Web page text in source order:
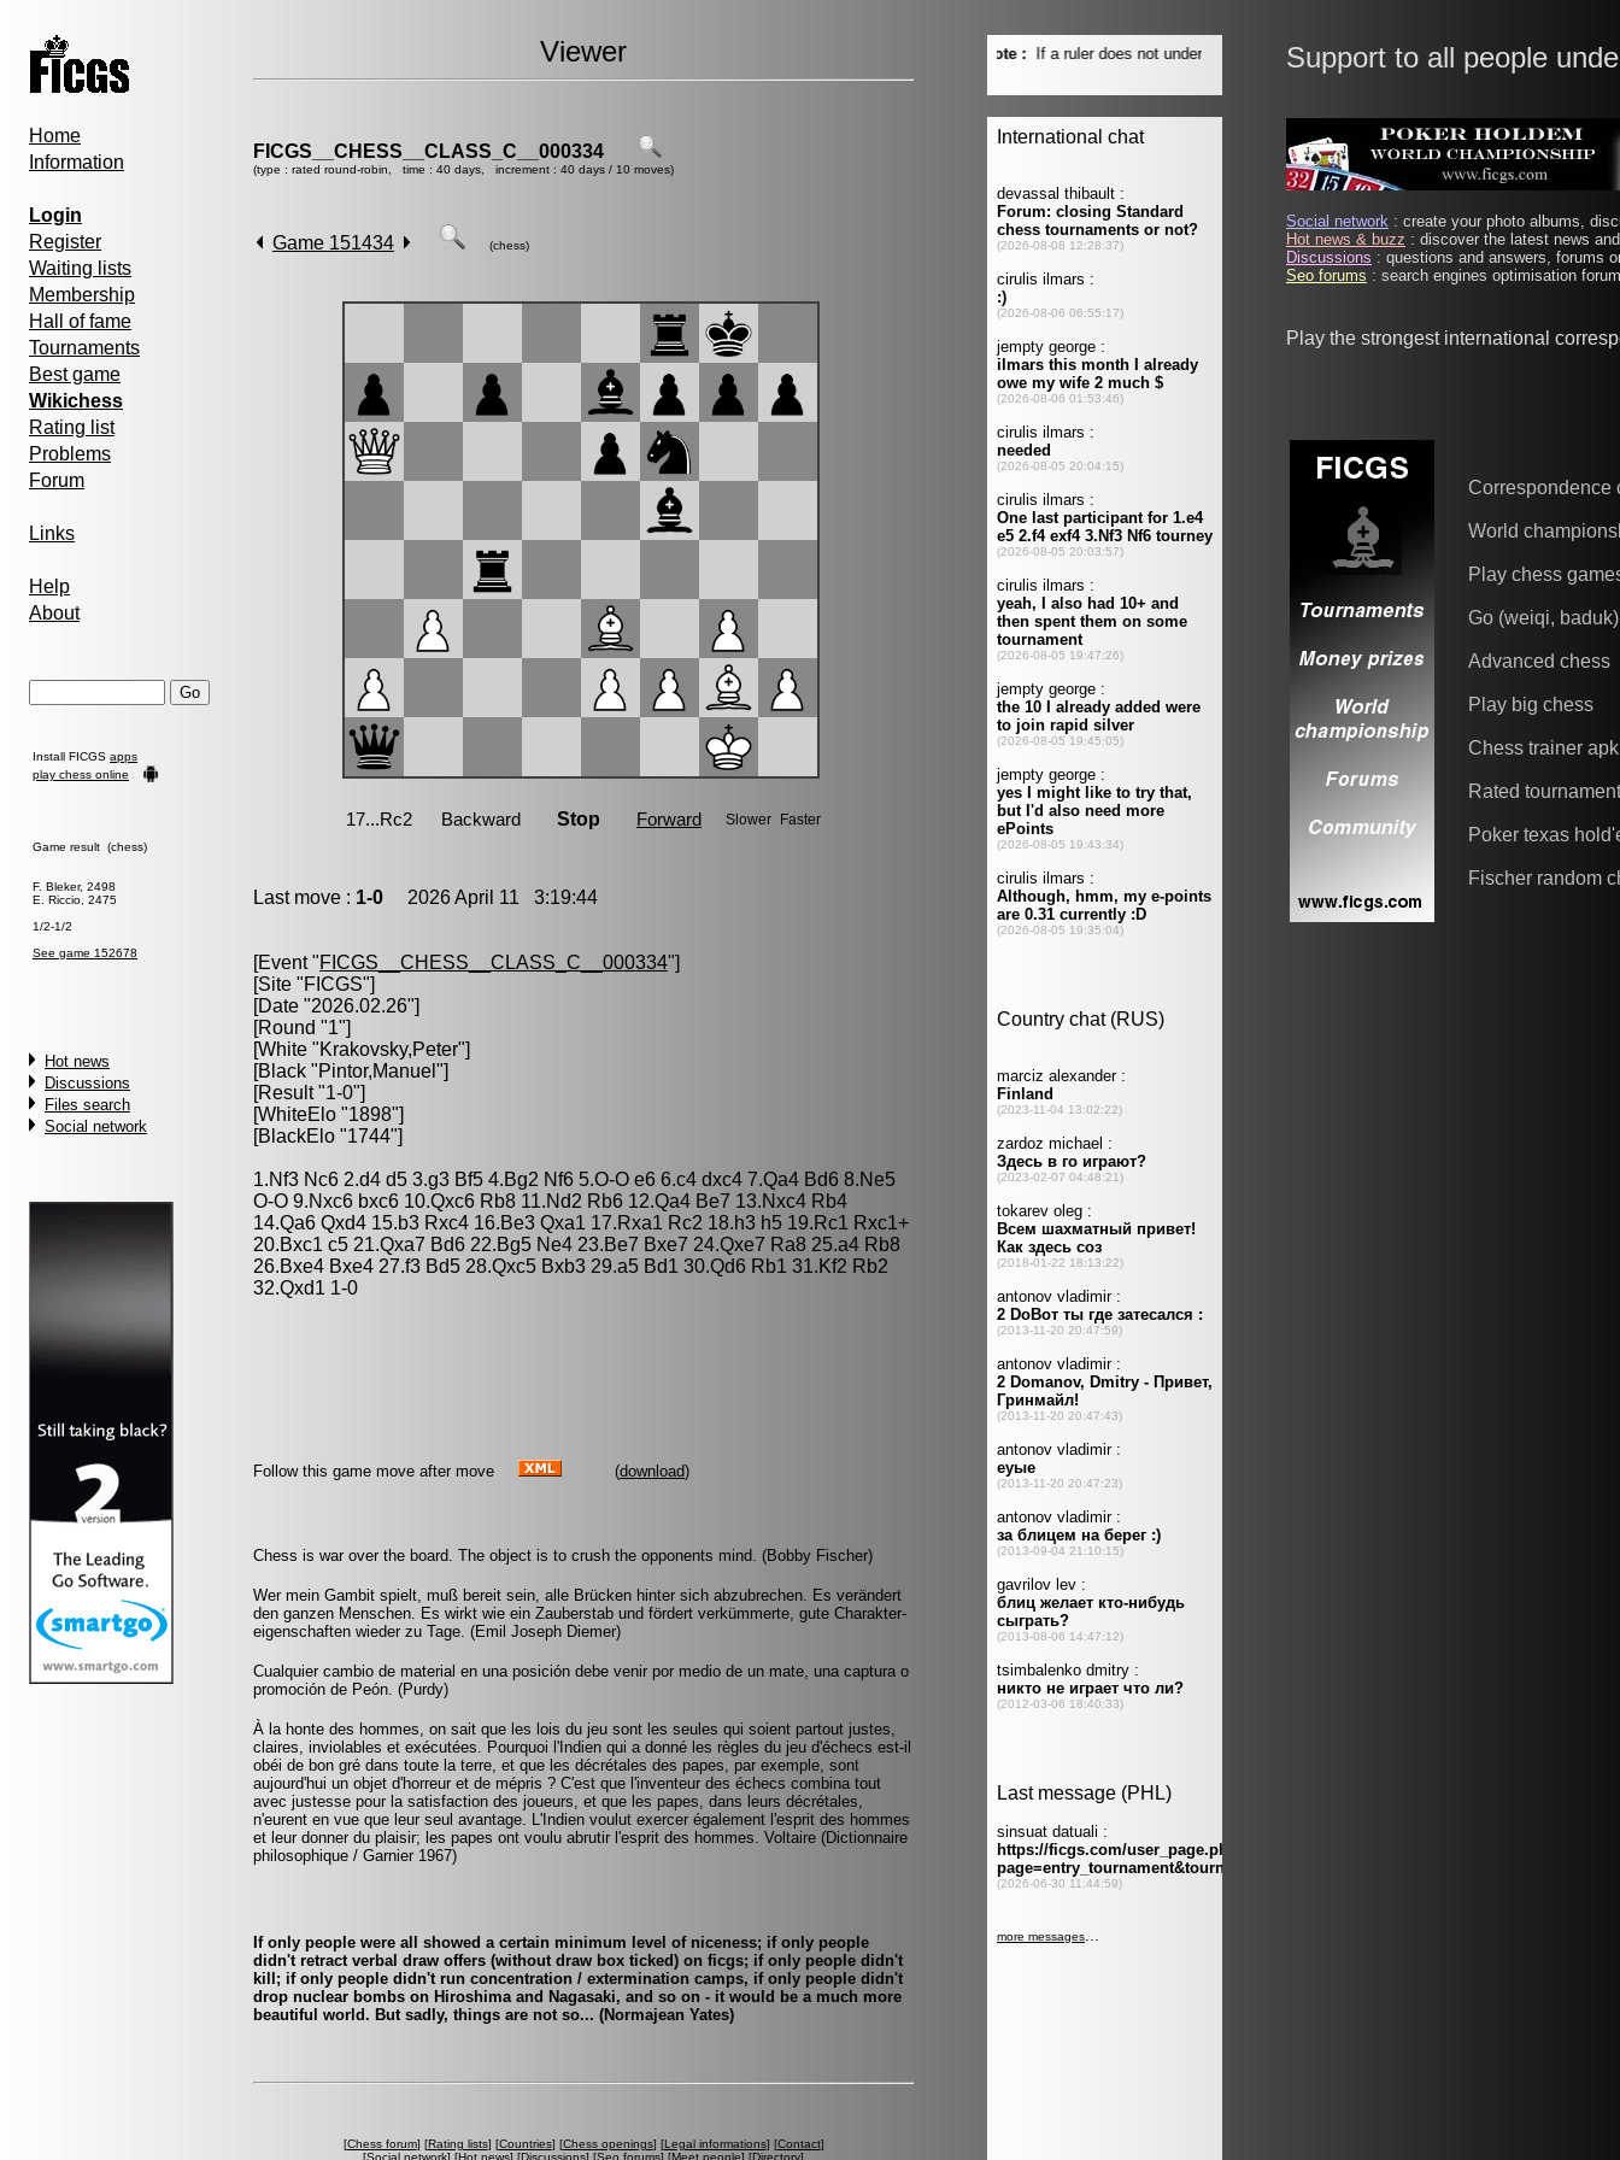
Home
Information
Login
Register
Waiting lists
Membership
Hall of fame
Tournaments
Best game
Wikichess
Rating list
Problems
Forum
Links
Help
About
Install FICGS apps
play chess online
Game result (chess)
F. Bleker, 2498
E. Riccio, 2475
1/2-1/2
See game 152678
Hot news
Discussions
Files search
Social network
Viewer
FICGS__CHESS__CLASS_C__000334
(type : rated round-robin, time : 40 days, increment : 40 days / 10 moves)
Game 151434 (chess)
Last move : 1-0 2026 April 11 3:19:44
[Event "FICGS__CHESS__CLASS_C__000334"]
[Site "FICGS"]
[Date "2026.02.26"]
[Round "1"]
[White "Krakovsky,Peter"]
[Black "Pintor,Manuel "]
[Result "1-0"]
[WhiteElo "1898"]
[BlackElo "1744"]
1.Nf3 Nc6 2.d4 d5 3.g3 Bf5 4.Bg2 Nf6 5.O-O e6 6.c4 dxc4 7.Qa4 Bd6 8.Ne5
O-O 9.Nxc6 bxc6 10.Qxc6 Rb8 11.Nd2 Rb6 12.Qa4 Be7 13.Nxc4 Rb4
14.Qa6 Qxd4 15.b3 Rxc4 16.Be3 Qxa1 17.Rxa1 Rc2 18.h3 h5 19.Rc1 Rxc1+
20.Bxc1 c5 21.Qxa7 Bd6 22.Bg5 Ne4 23.Be7 Bxe7 24.Qxe7 Ra8 25.a4 Rb8
26.Bxe4 Bxe4 27.f3 Bd5 28.Qxc5 Bxb3 29.a5 Bd1 30.Qd6 Rb1 31.Kf2 Rb2
32.Qxd1 1-0
Follow this game move after move (download)
Chess is war over the board. The object is to crush the opponents mind. (Bobby Fischer)
Wer mein Gambit spielt, muß bereit sein, alle Brücken hinter sich abzubrechen. Es verändert
den ganzen Menschen. Es wirkt wie ein Zauberstab und fördert verkümmerte, gute Charakter-
eigenschaften wieder zu Tage. (Emil Joseph Diemer)
Cualquier cambio de material en una posición debe venir por medio de un mate, una captura o
promoción de Peón. (Purdy)
À la honte des hommes, on sait que les lois du jeu sont les seules qui soient partout justes,
claires, inviolables et exécutées. Pourquoi l'Indien qui a donné les règles du jeu d'échecs est-il
obéi de bon gré dans toute la terre, et que les décrétales des papes, par exemple, sont
aujourd'hui un objet d'horreur et de mépris ? C'est que l'inventeur des échecs combina tout
avec justesse pour la satisfaction des joueurs, et que les papes, dans leurs décrétales,
n'eurent en vue que leur seul avantage. L'Indien voulut exercer également l'esprit des hommes
et leur donner du plaisir; les papes ont voulu abrutir l'esprit des hommes. Voltaire (Dictionnaire
philosophique / Garnier 1967)
If only people were all showed a certain minimum level of niceness; if only people
didn't retract verbal draw offers (without draw box ticked) on ficgs; if only people didn't
kill; if only people didn't run concentration / extermination camps, if only people didn't
drop nuclear bombs on Hiroshima and Nagasaki, and so on - it would be a much more
beautiful world. But sadly, things are not so... (Normajean Yates)
[Chess forum] [Rating lists] [Countries] [Chess openings] [Legal informations] [Contact]
[Social network] [Hot news] [Discussions] [Seo forums] [Meet people] [Directory]
Support to all people
Social network : create your photo albums,
Hot news & buzz : discover the latest news
Discussions : questions and answers, forums
Seo forums : search engines optimisation
Play the strongest international
Correspondence
World
Play chess
Go (weiqi, baduk)
Advanced chess
Play big chess
Chess trainer apk
Rated
Poker texas
Fischer random